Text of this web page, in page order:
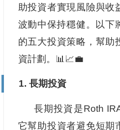
助投資者實現風險與收
波動中保持穩健。以下
的五大投資策略，幫助
資計劃。📊📈💼
1. 長期投資
長期投資是Roth
它幫助投資者避免短期